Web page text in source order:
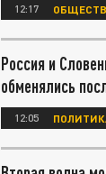
12:17
Россия и
обменялись
12:05